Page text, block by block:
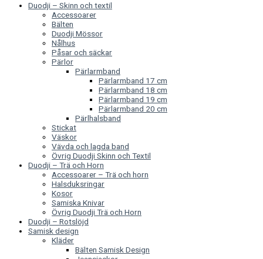
Duodji – Skinn och textil
Accessoarer
Bälten
Duodji Mössor
Nålhus
Påsar och säckar
Pärlor
Pärlarmband
Pärlarmband 17 cm
Pärlarmband 18 cm
Pärlarmband 19 cm
Pärlarmband 20 cm
Pärlhalsband
Stickat
Väskor
Vävda och lagda band
Övrig Duodji Skinn och Textil
Duodji – Trä och Horn
Accessoarer – Trä och horn
Halsduksringar
Kosor
Samiska Knivar
Övrig Duodji Trä och Horn
Duodji – Rotslöjd
Samisk design
Kläder
Bälten Samisk Design